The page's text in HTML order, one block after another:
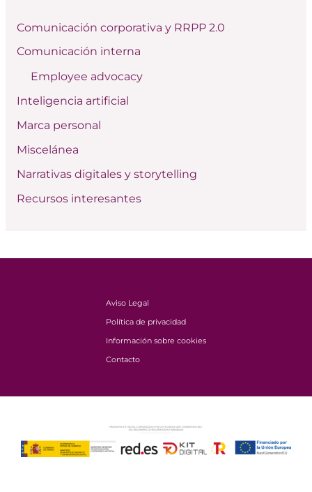
p
o
:
Comunicación corporativa y RRPP 2.0
Comunicación interna
Employee advocacy
Inteligencia artificial
Marca personal
Miscelánea
Narrativas digitales y storytelling
Recursos interesantes
Aviso Legal
Política de privacidad
Información sobre cookies
Contacto